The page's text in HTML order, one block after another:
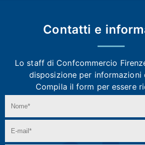
Contatti e
Lo staff di Confcommercio
disposizione per informazioni
Compila il form per essere